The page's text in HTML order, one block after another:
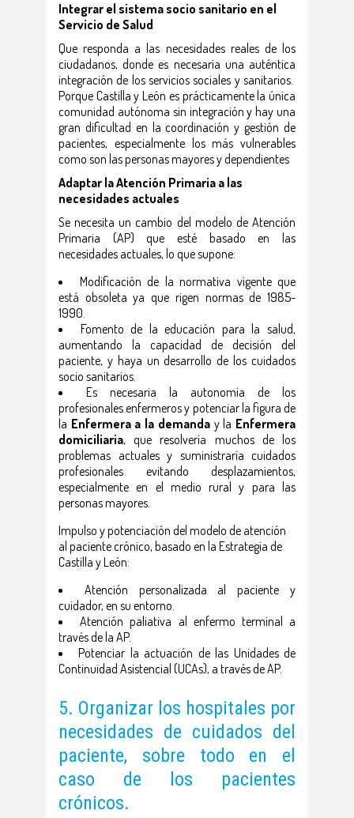
Integrar el sistema socio sanitario en el
Servicio de Salud
Que responda a las necesidades reales de los
ciudadanos, donde es necesaria una auténtica
integración de los servicios sociales y sanitarios.
Porque Castilla y León es prácticamente la única
comunidad autónoma sin integración y hay una
gran dificultad en la coordinación y gestión de
pacientes, especialmente los más vulnerables
como son las personas mayores y dependientes
Adaptar la Atención Primaria a las
necesidades actuales
Se necesita un cambio del modelo de Atención
Primaria (AP) que esté basado en las
necesidades actuales, lo que supone:
Modificación de la normativa vigente que
está obsoleta ya que rigen normas de 1985-
1990.
Fomento de la educación para la salud,
aumentando la capacidad de decisión del
paciente, y haya un desarrollo de los cuidados
socio sanitarios.
Es necesaria la autonomía de los
profesionales enfermeros y potenciar la figura de
la Enfermera a la demanday la Enfermera
domiciliaria, que resolvería muchos de los
problemas actuales y suministraría cuidados
profesionales evitando desplazamientos,
especialmente en el medio rural y para las
personas mayores.
Impulso y potenciación del modelo de atención
al paciente crónico, basado en la Estrategia de
Castilla y León:
Atención personalizada al paciente y
cuidador, en su entorno.
Atención paliativa al enfermo terminal a
través de la AP.
Potenciar la actuación de las Unidades de
Continuidad Asistencial (UCAs), a través de AP.
5. Organizar los hospitales por
necesidades de cuidados del
paciente, sobre todo en el
caso de los pacientes
crónicos.